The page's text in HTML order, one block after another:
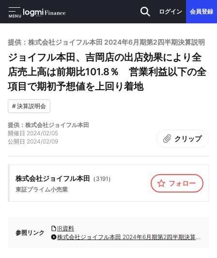
MENU
ログイン 会員登録
提供：株式会社ジョイフル本田 2024年6月期第2四半期決算説明
ジョイフル本田、吉岡店の出店効果により全
店売上高は前期比101.8％ 営業利益以下の全
項目で期初予想値を上回り着地
#決算説明会
提供：株式会社ジョイフル本田
開催日 2024/02/05
公開日 2024/02/09 クリップ
株式会社ジョイフル本田 （ 3191 ）
東証プライム小売業
フォロー
参照リンク
IR資料
株式会社ジョイフル本田 2024年6月期第2四半期決算説明